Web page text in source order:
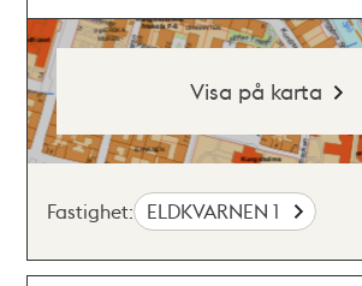
Visa på karta
Fastighet: ELDKVARNEN 1